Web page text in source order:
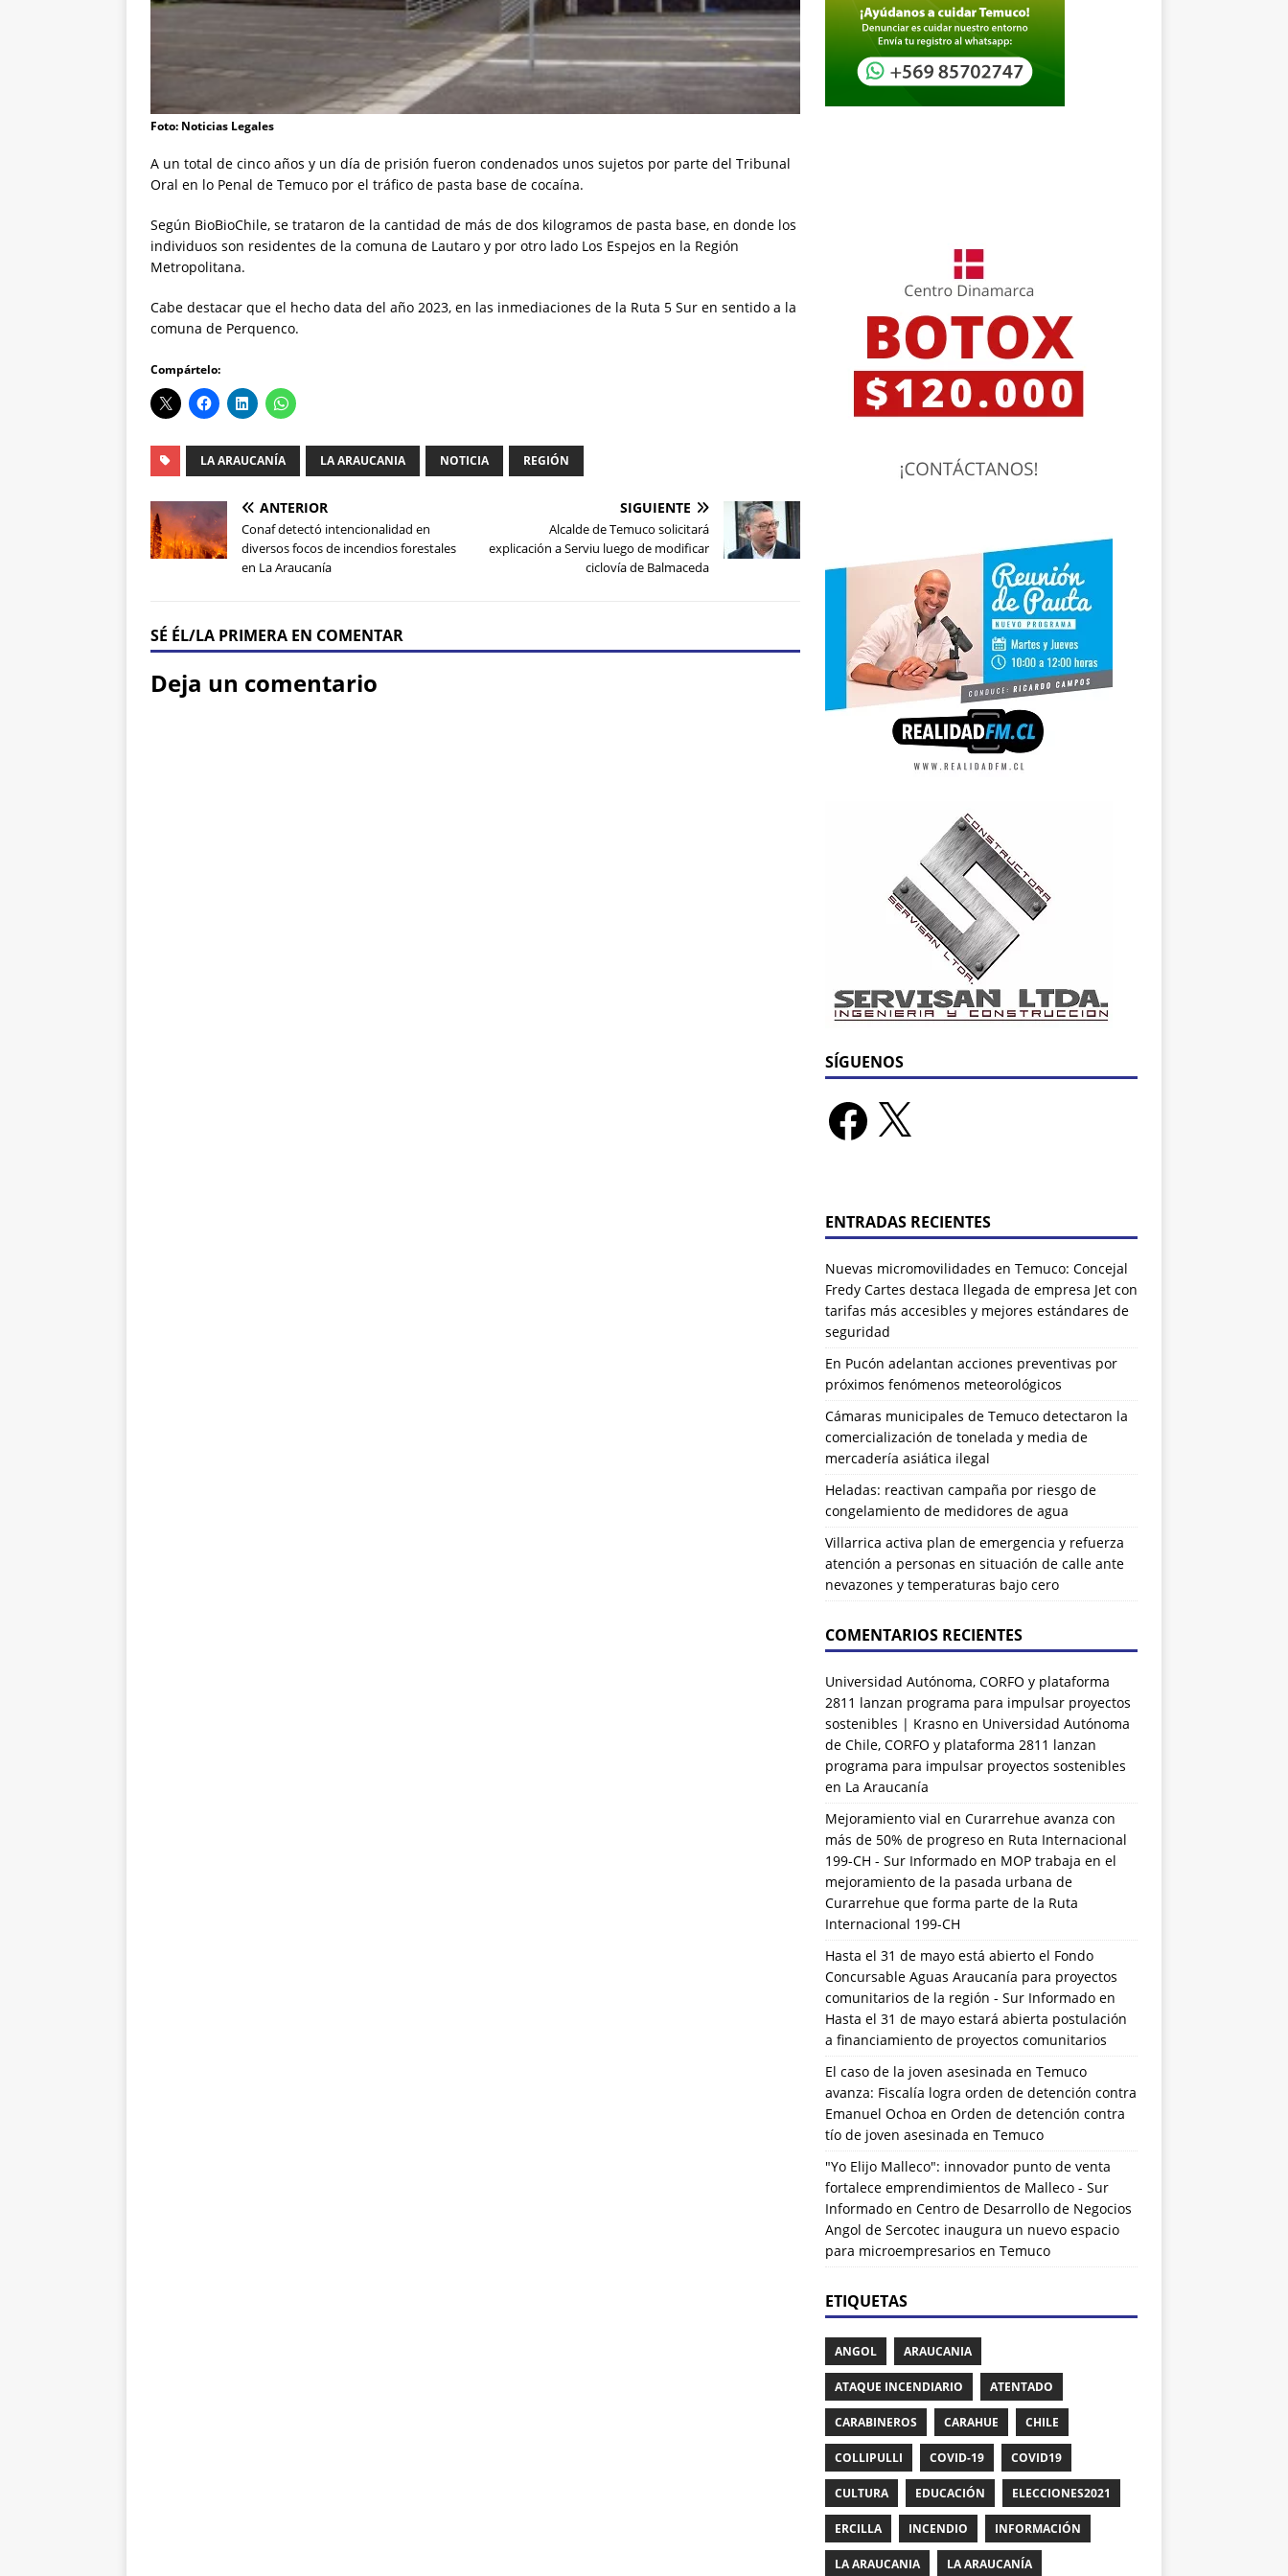
Foto: Noticias Legales
A un total de cinco años y un día de prisión fueron condenados unos sujetos por parte del Tribunal
Oral en lo Penal de Temuco por el tráfico de pasta base de cocaína.
Según BioBioChile, se trataron de la cantidad de más de dos kilogramos de pasta base, en donde los
individuos son residentes de la comuna de Lautaro y por otro lado Los Espejos en la Región
Metropolitana.
Cabe destacar que el hecho data del año 2023, en las inmediaciones de la Ruta 5 Sur en sentido a la
comuna de Perquenco.
Compártelo:
LA ARAUCANÍA LA ARAUCANIA NOTICIA REGIÓN
ANTERIOR
Conaf detectó intencionalidad en
diversos focos de incendios forestales
en La Araucanía
SIGUIENTE
Alcalde de Temuco solicitará
explicación a Serviu luego de modificar
ciclovía de Balmaceda
SÉ ÉL/LA PRIMERA EN COMENTAR
Deja un comentario
SÍGUENOS
ENTRADAS RECIENTES
Nuevas micromovilidades en Temuco: Concejal
Fredy Cartes destaca llegada de empresa Jet con
tarifas más accesibles y mejores estándares de
seguridad
En Pucón adelantan acciones preventivas por
próximos fenómenos meteorológicos
Cámaras municipales de Temuco detectaron la
comercialización de tonelada y media de
mercadería asiática ilegal
Heladas: reactivan campaña por riesgo de
congelamiento de medidores de agua
Villarrica activa plan de emergencia y refuerza
atención a personas en situación de calle ante
nevazones y temperaturas bajo cero
COMENTARIOS RECIENTES
Universidad Autónoma, CORFO y plataforma
2811 lanzan programa para impulsar proyectos
sostenibles | Krasnoen Universidad Autónoma
de Chile, CORFO y plataforma 2811 lanzan
programa para impulsar proyectos sostenibles
en La Araucanía
Mejoramiento vial en Curarrehue avanza con
más de 50% de progreso en Ruta Internacional
199-CH - Sur Informadoen MOP trabaja en el
mejoramiento de la pasada urbana de
Curarrehue que forma parte de la Ruta
Internacional 199-CH
Hasta el 31 de mayo está abierto el Fondo
Concursable Aguas Araucanía para proyectos
comunitarios de la región - Sur Informadoen
Hasta el 31 de mayo estará abierta postulación
a financiamiento de proyectos comunitarios
El caso de la joven asesinada en Temuco
avanza: Fiscalía logra orden de detención contra
Emanuel Ochoa en Orden de detención contra
tío de joven asesinada en Temuco
"Yo Elijo Malleco": innovador punto de venta
fortalece emprendimientos de Malleco - Sur
Informadoen Centro de Desarrollo de Negocios
Angol de Sercotec inaugura un nuevo espacio
para microempresarios en Temuco
ETIQUETAS
ANGOL ARAUCANIA
ATAQUE INCENDIARIO ATENTADO
CARABINEROS CARAHUE CHILE
COLLIPULLI COVID-19 COVID19
CULTURA EDUCACIÓN ELECCIONES2021
ERCILLA INCENDIO INFORMACIÓN
LA ARAUCANIA LA ARAUCANÍA